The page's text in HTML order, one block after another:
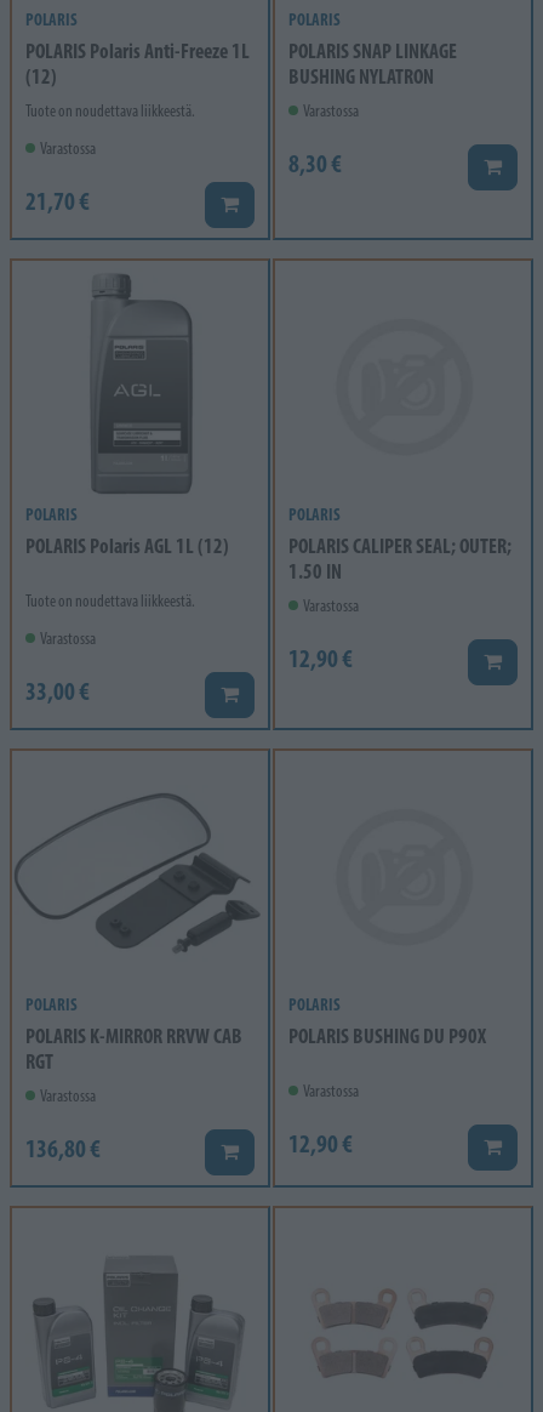
POLARIS
POLARIS Polaris Anti-Freeze 1L
(12)
Tuote on noudettava liikkeestä.
Varastossa
21,70 € Lisää koriin
POLARIS
POLARIS SNAP LINKAGE
BUSHING NYLATRON
Varastossa
8,30 € Lisää
POLARIS
POLARIS Polaris AGL 1L (12)
Tuote on noudettava liikkeestä.
Varastossa
33,00 € Lisää koriin
POLARIS
POLARIS CALIPER SEAL; OUTER;
1.50 IN
Varastossa
12,90 € Lisää
POLARIS
POLARIS K-MIRROR RRVW CAB
RGT
Varastossa
136,80 € Lisää koriin
POLARIS
POLARIS BUSHING DU P90X
Varastossa
12,90 € Lisää